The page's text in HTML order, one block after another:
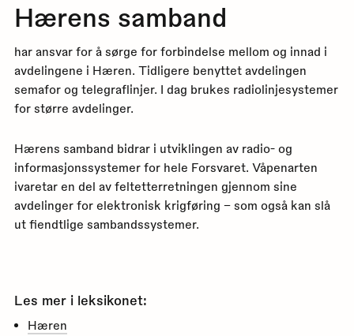
Hærens samband
har ansvar for å sørge for forbindelse mellom og innad i
avdelingene i Hæren. Tidligere benyttet avdelingen
semafor og telegraflinjer. I dag brukes radiolinjesystemer
for større avdelinger.
Hærens samband bidrar i utviklingen av radio- og
informasjonssystemer for hele Forsvaret. Våpenarten
ivaretar en del av feltetterretningen gjennom sine
avdelinger for elektronisk krigføring – som også kan slå
ut fiendtlige sambandssystemer.
Les mer i leksikonet:
Hæren